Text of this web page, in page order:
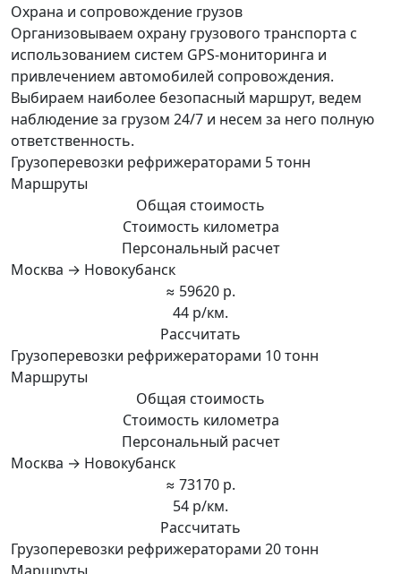
Охрана и сопровождение грузов
Организовываем охрану грузового транспорта с
использованием систем GPS-мониторинга и
привлечением автомобилей сопровождения.
Выбираем наиболее безопасный маршрут, ведем
наблюдение за грузом 24/7 и несем за него полную
ответственность.
Грузоперевозки рефрижераторами 5 тонн
Маршруты
Общая стоимость
Стоимость километра
Персональный расчет
Москва → Новокубанск
≈ 59620 р.
44 р/км.
Рассчитать
Грузоперевозки рефрижераторами 10 тонн
Маршруты
Общая стоимость
Стоимость километра
Персональный расчет
Москва → Новокубанск
≈ 73170 р.
54 р/км.
Рассчитать
Грузоперевозки рефрижераторами 20 тонн
Маршруты